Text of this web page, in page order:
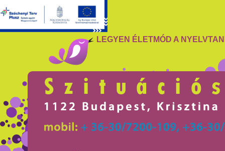
LEGYEN ÉLETMÓD A